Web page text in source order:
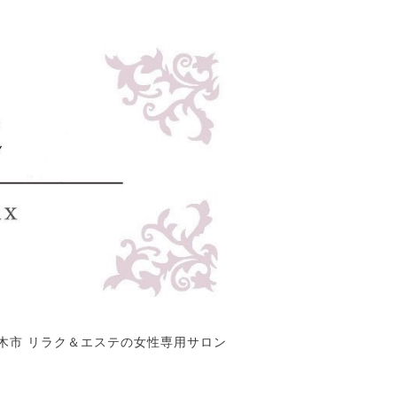
市 リラク＆エステの女性専用サロン